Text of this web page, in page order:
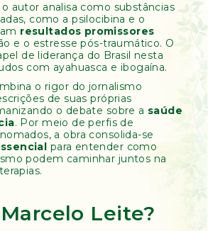
o autor analisa como substâncias
como a psilocibina e o
resultados promissores
e o estresse pós-traumático. O
de liderança do Brasil nesta
com ayahuasca e ibogaína.
o rigor do jornalismo
de suas próprias
o debate sobre a saúde
. Por meio de perfis de
a obra consolida-se
para entender como
podem caminhar juntos na
Leite?